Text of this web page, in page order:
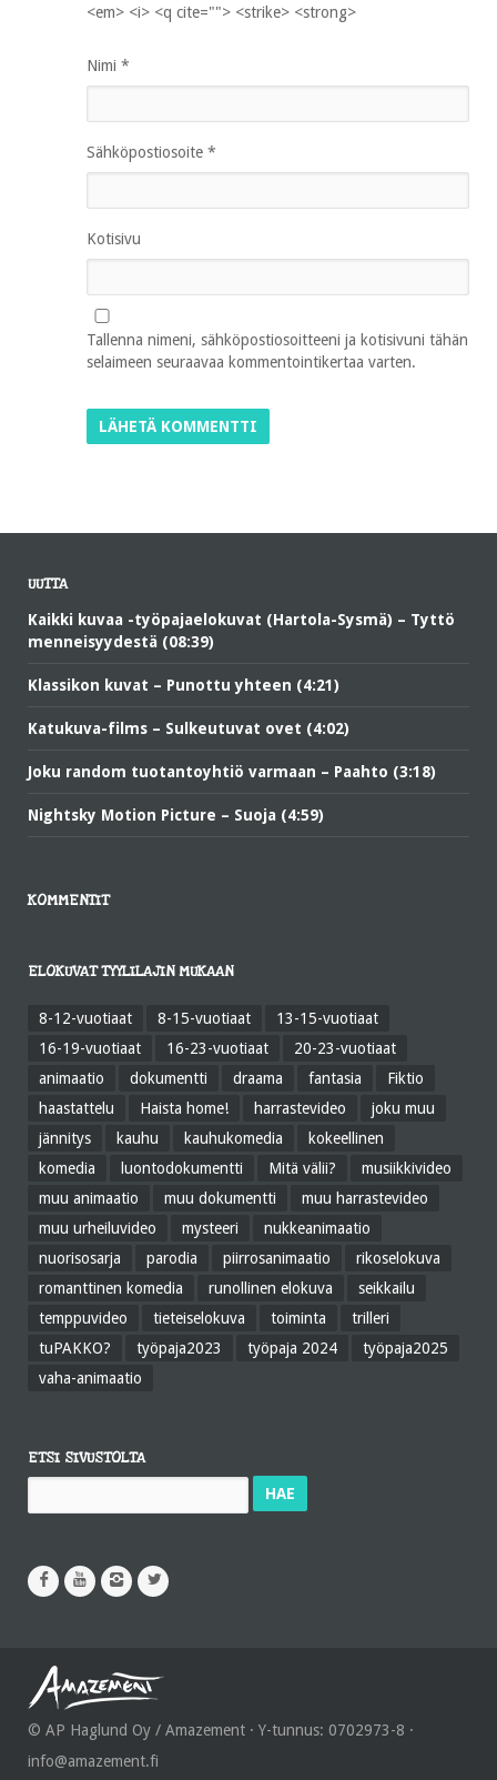
<em> <i> <q cite=""> <strike> <strong>
Nimi *
Sähköpostiosoite *
Kotisivu
Tallenna nimeni, sähköpostiosoitteeni ja kotisivuni tähän
selaimeen seuraavaa kommentointikertaa varten.
UUTTA
Kaikki kuvaa -työpajaelokuvat (Hartola-Sysmä) – Tyttö
menneisyydestä (08:39)
Klassikon kuvat – Punottu yhteen (4:21)
Katukuva-films – Sulkeutuvat ovet (4:02)
Joku random tuotantoyhtiö varmaan – Paahto (3:18)
Nightsky Motion Picture – Suoja (4:59)
KOMMENTIT
ELOKUVAT TYYLILAJIN MUKAAN
8-12-vuotiaat 8-15-vuotiaat
13-15-vuotiaat
16-19-vuotiaat
16-23-vuotiaat
20-23-vuotiaat
animaatio
dokumentti draama fantasia
Fiktio
haastattelu
Haista home! harrastevideo
joku muu
jännitys
kauhu kauhukomedia
kokeellinen
komedia
luontodokumentti Mitä välii?
musiikkivideo
muu animaatio
muu dokumentti
muu harrastevideo
muu urheiluvideo
mysteeri
nukkeanimaatio
nuorisosarja
parodia piirrosanimaatio
rikoselokuva
romanttinen komedia
runollinen elokuva
seikkailu
temppuvideo
tieteiselokuva toiminta
trilleri
tuPAKKO?
työpaja2023 työpaja 2024
työpaja2025
vaha-animaatio
ETSI SIVUSTOLTA
© AP Haglund Oy / Amazement · Y-tunnus: 0702973-8 ·
info@amazement.fi